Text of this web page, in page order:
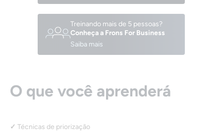
O que você aprenderá
Técnicas de priorização
Treinando mais de 5 pessoas?
Conheça a Frons For Business
Saiba mais